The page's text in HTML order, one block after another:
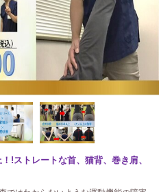
!ストレートな首、猫背、巻き肩、